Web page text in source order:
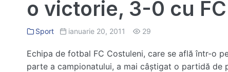
o victorie, 3-0 cu
Sport ianuarie 20, 2011 29
Echipa de fotbal FC Costuleni, care se află într-o
parte a campionatului, a mai câştigat o partidă de